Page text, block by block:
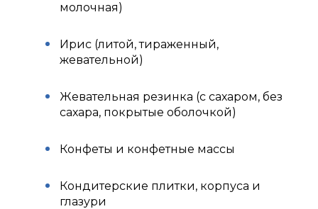
молочная)
Ирис (литой, тираженный,
жевательной)
Жевательная резинка (с сахаром, без
сахара, покрытые оболочкой)
Конфеты и конфетные массы
Кондитерские плитки, корпуса и
глазури